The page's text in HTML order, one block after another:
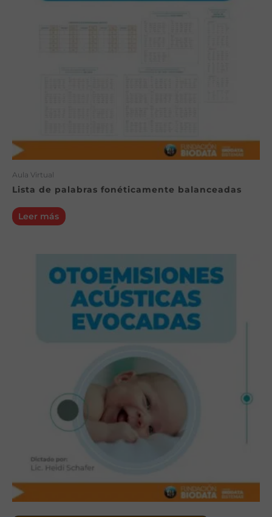
Aula Virtual
Lista de palabras fonéticamente balanceadas
Leer más